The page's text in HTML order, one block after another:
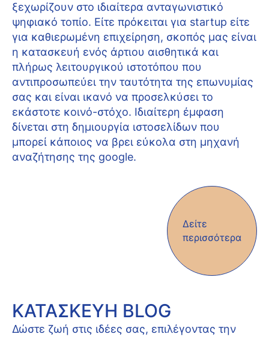
ξεχωρίζουν στο ιδιαίτερα ανταγωνιστικό
ψηφιακό τοπίο. Είτε πρόκειται για startup είτε
για καθιερωμένη επιχείρηση, σκοπός μας είναι
η κατασκευή ενός άρτιου αισθητικά και
πλήρως λειτουργικού ιστοτόπου που
αντιπροσωπεύει την ταυτότητα της επωνυμίας
σας και είναι ικανό να προσελκύσει το
εκάστοτε κοινό-στόχο. Ιδιαίτερη έμφαση
δίνεται στη δημιουργία ιστοσελίδων που
μπορεί κάποιος να βρει εύκολα στη μηχανή
αναζήτησης της google.
Δείτε
περισσότερα
ΚΑΤΑΣΚΕΥΉ BLOG
Δώστε ζωή στις ιδέες σας, επιλέγοντας την